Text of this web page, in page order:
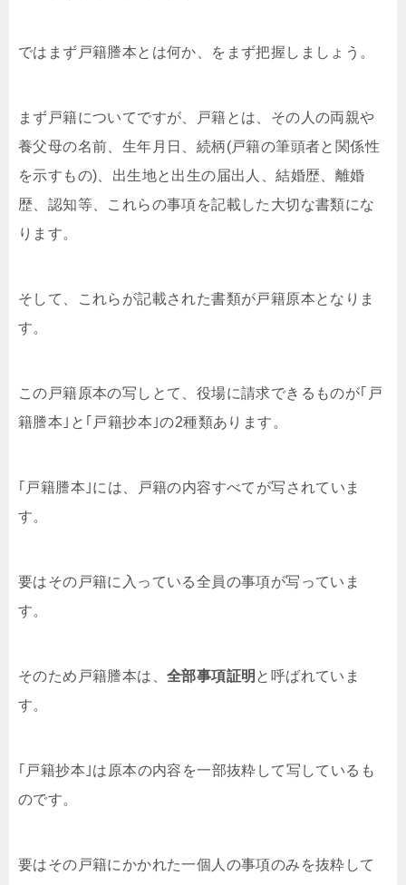
ではまず戸籍謄本とは何か、をまず把握しましょう。
まず戸籍についてですが、戸籍とは、その人の両親や
養父母の名前、生年月日、続柄(戸籍の筆頭者と関係性
を示すもの)、出生地と出生の届出人、結婚歴、離婚
歴、認知等、これらの事項を記載した大切な書類にな
ります。
そして、これらが記載された書類が戸籍原本となりま
す。
この戸籍原本の写しとて、役場に請求できるものが｢戸
籍謄本｣と｢戸籍抄本｣の2種類あります。
｢戸籍謄本｣には、戸籍の内容すべてが写されていま
す。
要はその戸籍に入っている全員の事項が写っていま
す。
そのため戸籍謄本は、 全部事項証明 と呼ばれていま
す。
｢戸籍抄本｣は原本の内容を一部抜粋して写しているも
のです。
要はその戸籍にかかれた一個人の事項のみを抜粋して